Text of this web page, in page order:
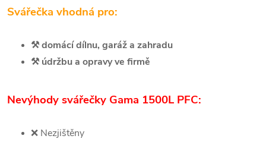
Svářečka vhodná pro:
⚒️ domácí dílnu, garáž a zahradu
⚒️ údržbu a opravy ve firmě
Nevýhody svářečky Gama 1500L PFC:
❌ Nezjištěny